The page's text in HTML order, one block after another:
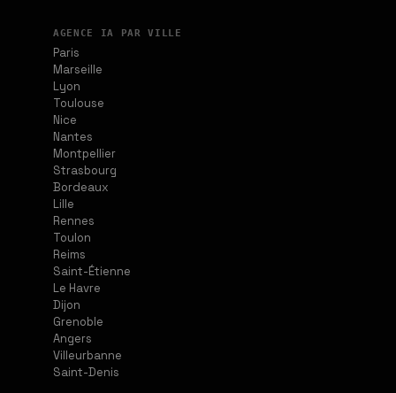
AGENCE IA PAR VILLE
Paris
Marseille
Lyon
Toulouse
Nice
Nantes
Montpellier
Strasbourg
Bordeaux
Lille
Rennes
Toulon
Reims
Saint-Étienne
Le Havre
Dijon
Grenoble
Angers
Villeurbanne
Saint-Denis